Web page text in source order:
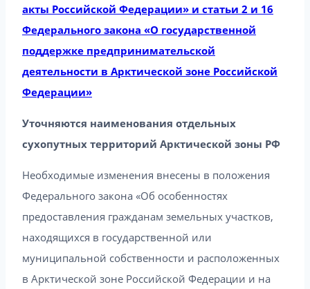
акты Российской Федерации» и статьи 2 и 16
Федерального закона «О государственной
поддержке предпринимательской
деятельности в Арктической зоне Российской
Федерации»
Уточняются наименования отдельных
сухопутных территорий Арктической зоны РФ
Необходимые изменения внесены в положения
Федерального закона «Об особенностях
предоставления гражданам земельных участков,
находящихся в государственной или
муниципальной собственности и расположенных
в Арктической зоне Российской Федерации и на